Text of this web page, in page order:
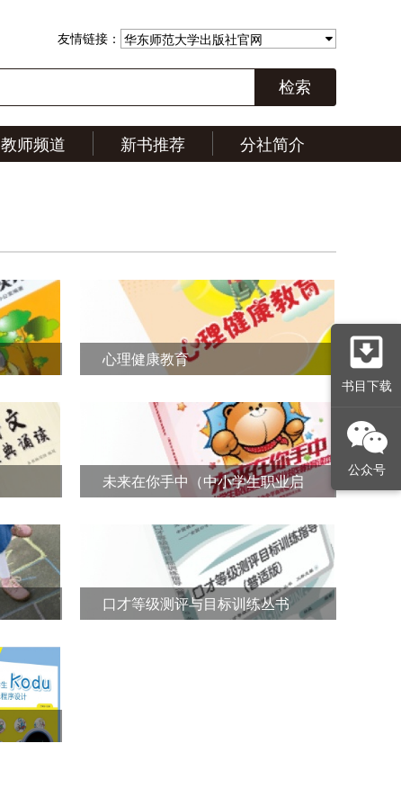
友情链接： 华东师范大学出版社官网
检索
教师频道 新书推荐 分社简介
心理健康教育
未来在你手中（中小学生职业启
口才等级测评与目标训练丛书
书目下载
公众号